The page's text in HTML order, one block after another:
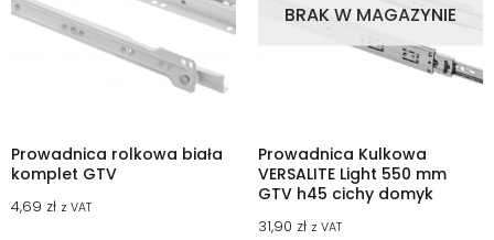
Prowadnica rolkowa biała
komplet GTV
4,69 zł z VAT
BRAK W MAGAZYNIE
Prowadnica Kulkowa
VERSALITE Light 550 mm
GTV h45 cichy domyk
31,90 zł z VAT